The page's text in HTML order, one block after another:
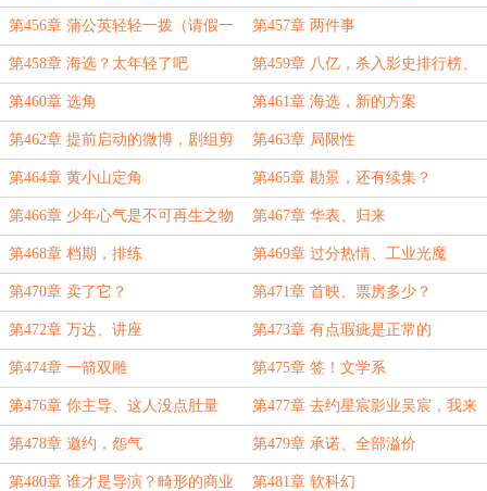
自己是刘伊菲？
第456章 蒲公英轻轻一拨（请假一
章， 1939故事写上头，忘了时间）
第457章 两件事
第458章 海选？太年轻了吧 第459章 八亿，杀入影史排行榜、
邀约
第460章 选角 第461章 海选，新的方案
第462章 提前启动的微博，剧组剪
刀手
第463章 局限性
第464章 黄小山定角 第465章 勘景，还有续集？
第466章 少年心气是不可再生之物 第467章 华表、归来
第468章 档期，排练 第469章 过分热情、工业光魔
第470章 卖了它？ 第471章 首映、票房多少？
第472章 万达、讲座 第473章 有点瑕疵是正常的
第474章 一箭双雕 第475章 签！文学系
第476章 你主导、这人没点肚量 第477章 去约星宸影业吴宸，我来
谈
第478章 邀约，怨气 第479章 承诺、全部溢价
第480章 谁才是导演？畸形的商业 第481章 软科幻